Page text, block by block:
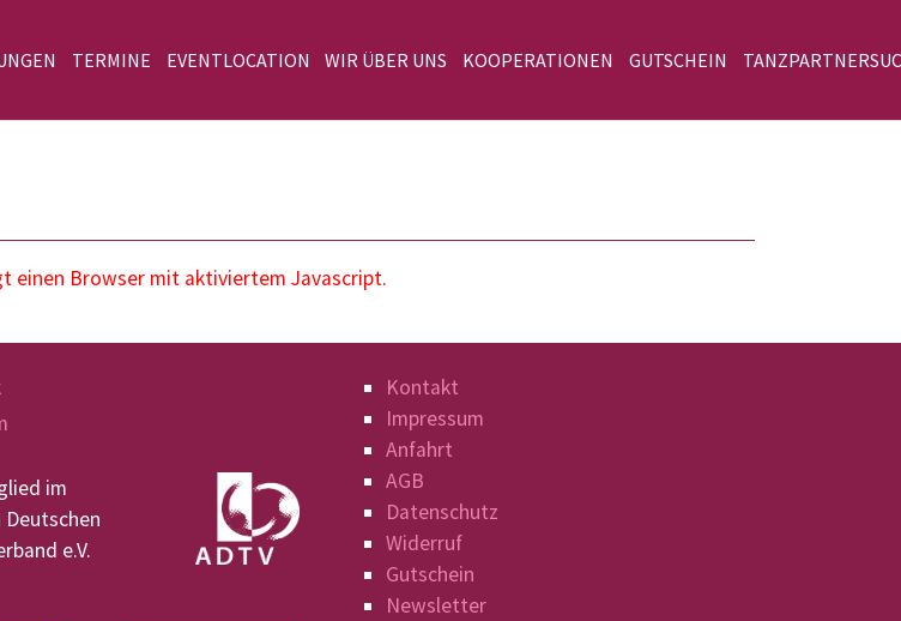
TERMINE EVENTLOCATION WIR ÜBER UNS KOOPERATIONEN GUTSCHEIN
einen Browser mit aktiviertem Javascript.
im
e.V.
Kontakt
Impressum
Anfahrt
AGB
Datenschutz
Widerruf
Gutschein
Newsletter